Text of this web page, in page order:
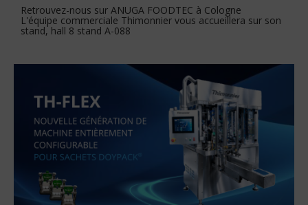
Retrouvez-nous sur ANUGA FOODTEC à Cologne
L'équipe commerciale Thimonnier vous accueillera sur son
stand, hall 8 stand A-088